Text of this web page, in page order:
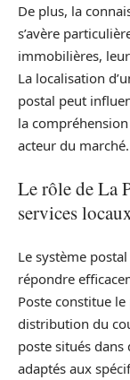
De plus, la
s’avère
immobilières,
La localisation
postal peut
la
acteur du marché.
Le rôle de La
services
Le système
répondre
Poste constitue
distribution du
poste situés
adaptés aux